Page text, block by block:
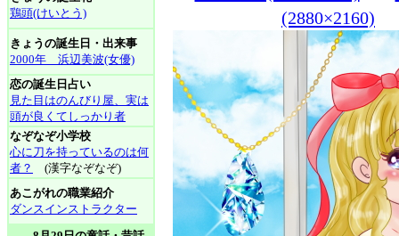
鶏頭(けいとう)
きょうの誕生日・出来事
2000年 浜辺美波(女優)
恋の誕生日占い
見た目はのんびり屋、実は
頭が良くてしっかり者
なぞなぞ小学校
心に刀を持っているのは何
者？
(漢字なぞなぞ)
あこがれの職業紹介
ダンスインストラクター
(2880×2160)